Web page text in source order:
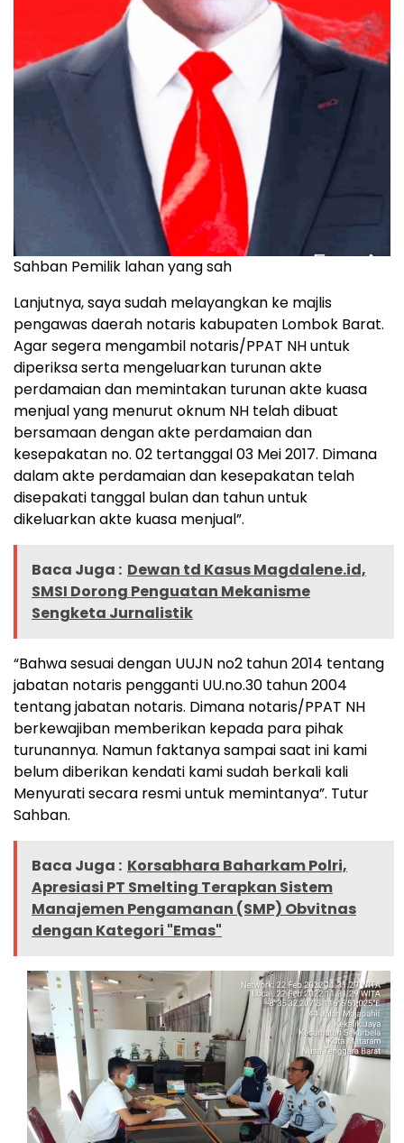
Sahban Pemilik lahan yang sah
Lanjutnya, saya sudah melayangkan ke majlis
pengawas daerah notaris kabupaten Lombok Barat.
Agar segera mengambil notaris/PPAT NH untuk
diperiksa serta mengeluarkan turunan akte
perdamaian dan memintakan turunan akte kuasa
menjual yang menurut oknum NH telah dibuat
bersamaan dengan akte perdamaian dan
kesepakatan no. 02 tertanggal 03 Mei 2017. Dimana
dalam akte perdamaian dan kesepakatan telah
disepakati tanggal bulan dan tahun untuk
dikeluarkan akte kuasa menjual”.
Baca Juga : Dewan td Kasus Magdalene.id,
SMSI Dorong Penguatan Mekanisme
Sengketa Jurnalistik
“Bahwa sesuai dengan UUJN no2 tahun 2014 tentang
jabatan notaris pengganti UU.no.30 tahun 2004
tentang jabatan notaris. Dimana notaris/PPAT NH
berkewajiban memberikan kepada para pihak
turunannya. Namun faktanya sampai saat ini kami
belum diberikan kendati kami sudah berkali kali
Menyurati secara resmi untuk memintanya”. Tutur
Sahban.
Baca Juga : Korsabhara Baharkam Polri,
Apresiasi PT Smelting Terapkan Sistem
Manajemen Pengamanan (SMP) Obvitnas
dengan Kategori "Emas"